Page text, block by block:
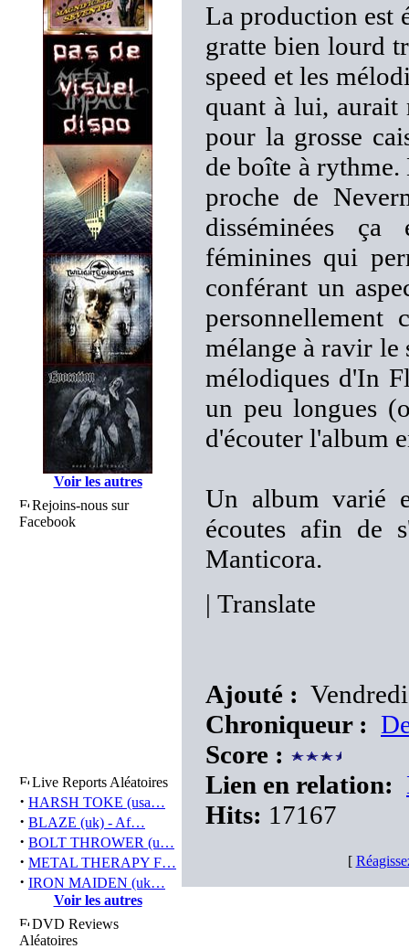
Voir les autres
Rejoins-nous sur
Facebook
Live Reports Aléatoires
· HARSH TOKE (usa…
· BLAZE (uk) - Af…
· BOLT THROWER (u…
· METAL THERAPY F…
· IRON MAIDEN (uk…
Voir les autres
DVD Reviews
Aléatoires
La production est
gratte bien lourd
speed et les
quant à lui, aurait
pour la grosse
de boîte à rythme.
proche de
disséminées
féminines qui
conférant un
mélange à ravir le
mélodiques d'In
un peu longues
d'écouter l'album
Un album varié
écoutes afin de
Manticora.
| Translate
Ajouté :
Chroniqueur :
Score :
Lien en relation:
Hits: 17167
[